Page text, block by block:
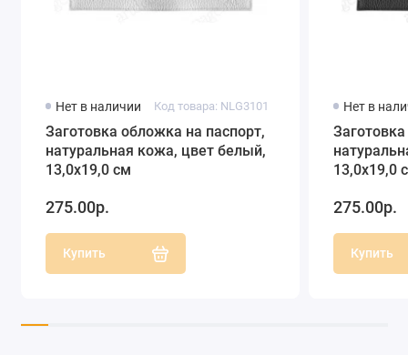
Нет в наличии Код товара: NLG3101
Заготовка обложка на паспорт,
натуральная кожа, цвет белый,
13,0х19,0 см
275.00р.
Купить
Нет в
13,0х19,0
275.00р.
Купить